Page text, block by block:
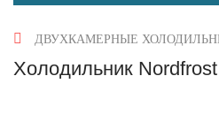
ДВУХКАМЕРНЫЕ
Холодильник